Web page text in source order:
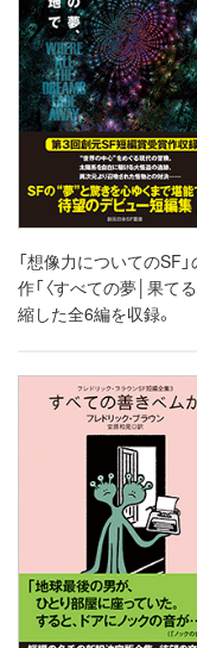
「想像力についてのSF
作「〈すべての夢│果て
縮した全6編を収録。